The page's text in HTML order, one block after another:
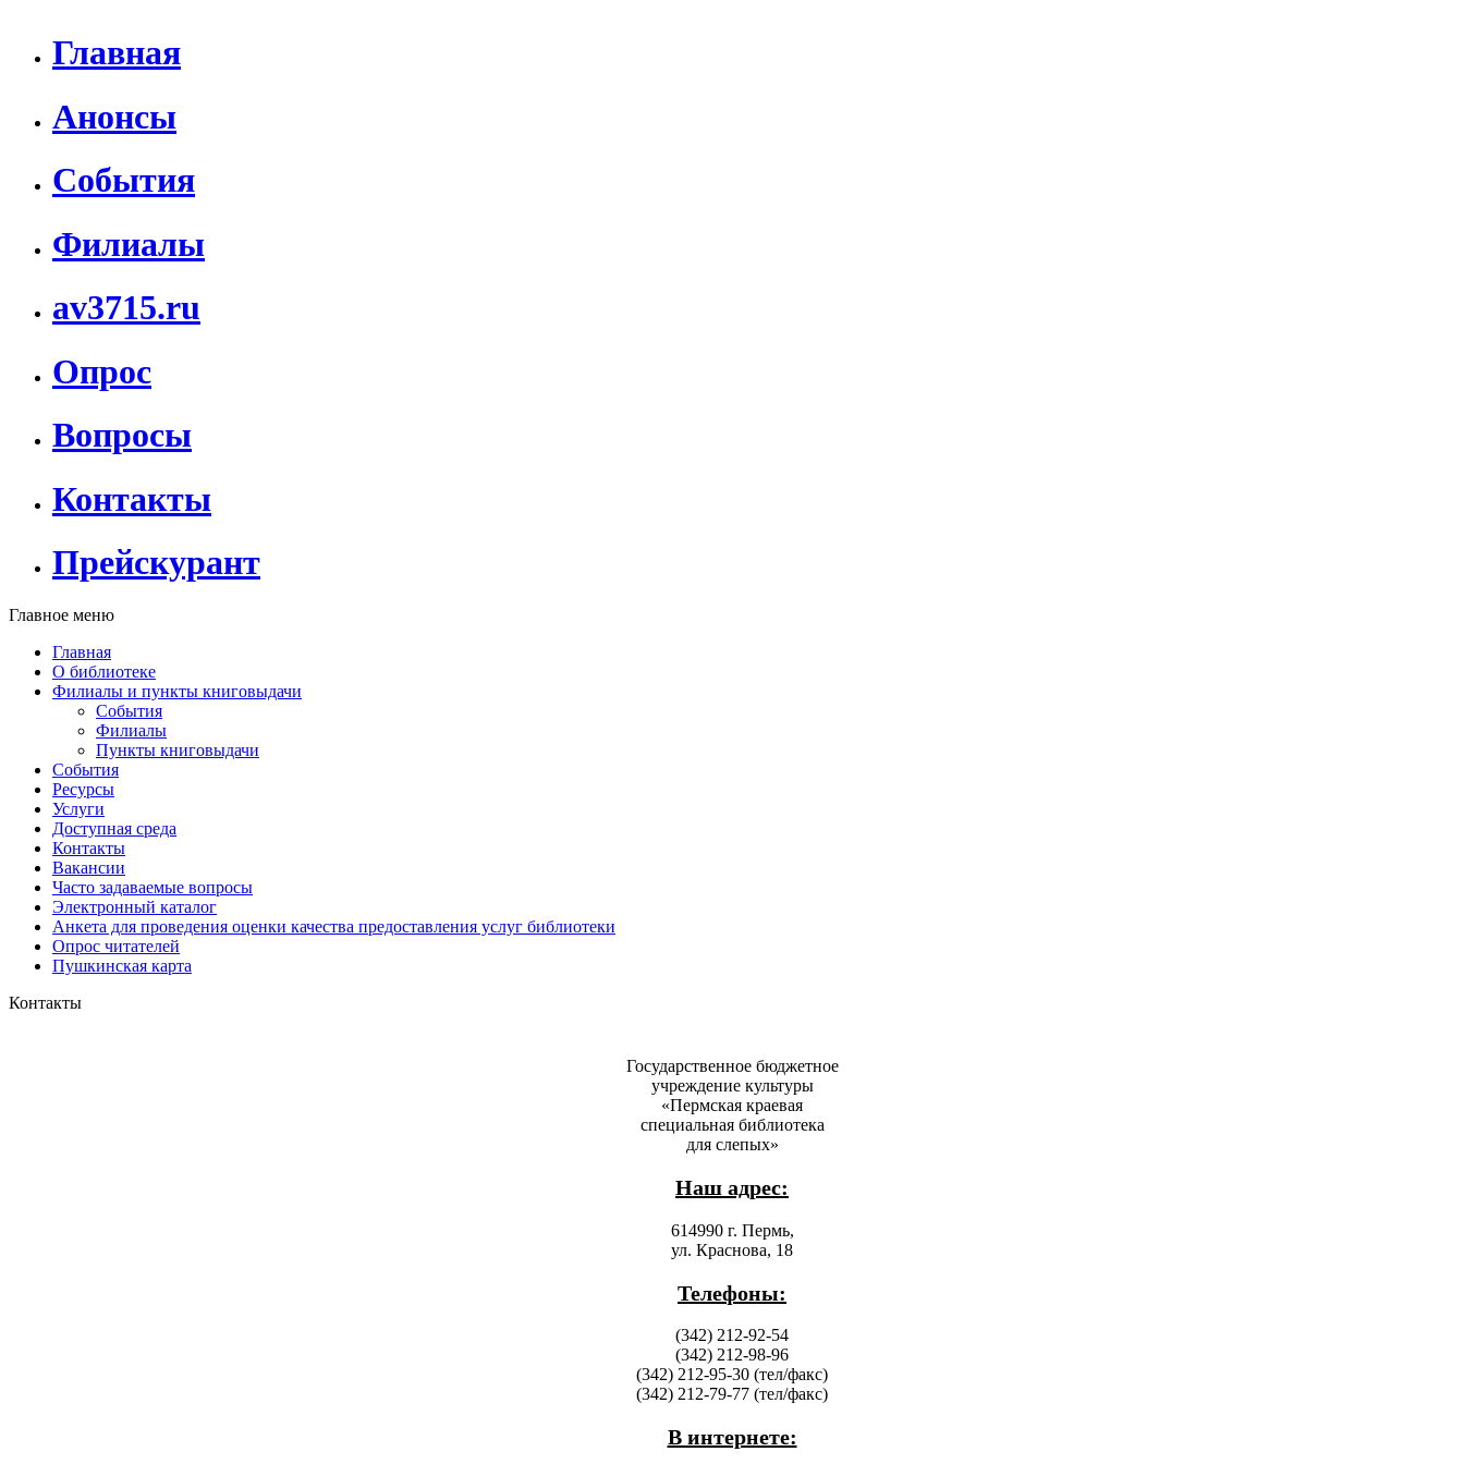
Главная
Анонсы
События
Филиалы
av3715.ru
Опрос
Вопросы
Контакты
Прейскурант
Главное меню
Главная
О библиотеке
Филиалы и пункты книговыдачи
События
Филиалы
Пункты книговыдачи
События
Ресурсы
Услуги
Доступная среда
Контакты
Вакансии
Часто задаваемые вопросы
Электронный каталог
Анкета для проведения оценки качества предоставления услуг библиотеки
Опрос читателей
Пушкинская карта
Контакты
Государственное бюджетное
учреждение культуры
«Пермская краевая
специальная библиотека
для слепых»
Наш адрес:
614990 г. Пермь,
ул. Краснова, 18
Телефоны:
(342) 212-92-54
(342) 212-98-96
(342) 212-95-30 (тел/факс)
(342) 212-79-77 (тел/факс)
В интернете: